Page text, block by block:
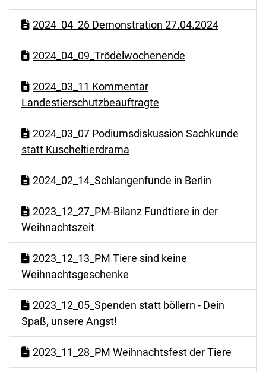
2024_04_26 Demonstration 27.04.2024
2024_04_09_Trödelwochenende
2024_03_11 Kommentar
Landestierschutzbeauftragte
2024_03_07 Podiumsdiskussion Sachkunde
statt Kuscheltierdrama
2024_02_14_Schlangenfunde in Berlin
2023_12_27_PM-Bilanz Fundtiere in der
Weihnachtszeit
2023_12_13_PM Tiere sind keine
Weihnachtsgeschenke
2023_12_05_Spenden statt böllern - Dein
Spaß, unsere Angst!
2023_11_28_PM Weihnachtsfest der Tiere